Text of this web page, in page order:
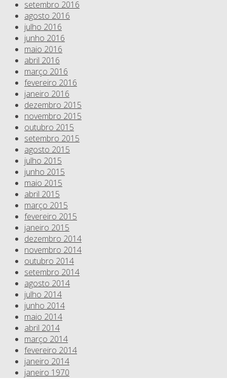
setembro 2016
agosto 2016
julho 2016
junho 2016
maio 2016
abril 2016
março 2016
fevereiro 2016
janeiro 2016
dezembro 2015
novembro 2015
outubro 2015
setembro 2015
agosto 2015
julho 2015
junho 2015
maio 2015
abril 2015
março 2015
fevereiro 2015
janeiro 2015
dezembro 2014
novembro 2014
outubro 2014
setembro 2014
agosto 2014
julho 2014
junho 2014
maio 2014
abril 2014
março 2014
fevereiro 2014
janeiro 2014
janeiro 1970